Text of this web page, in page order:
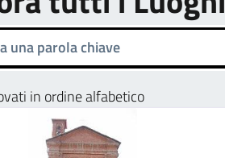
in ordine alfabetico